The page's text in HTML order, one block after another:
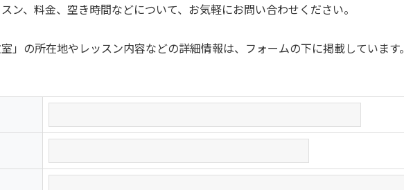
ン、料金、空き時間などについて、お気軽にお問い合わせください。
」の所在地やレッスン内容などの詳細情報は、フォームの下に掲載しています。